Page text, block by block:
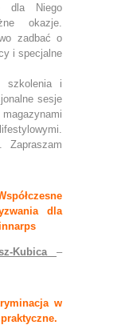
dla Niego
okazje.
zadbać o
i specjalne
szkolenia i
sesje
Zapraszam
dla
Kubica –
w